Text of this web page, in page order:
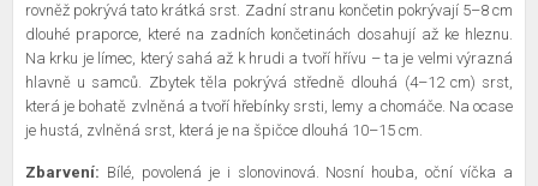
rovněž pokrývá tato krátká srst. Zadní stranu končetin pokrývají 5–8 cm
dlouhé praporce, které na zadních končetinách dosahují až ke hleznu.
Na krku je límec, který sahá až k hrudi a tvoří hřívu – ta je velmi výrazná
hlavně u samců. Zbytek těla pokrývá středně dlouhá (4–12 cm) srst,
která je bohatě zvlněná a tvoří hřebínky srsti, lemy a chomáče. Na ocase
je hustá, zvlněná srst, která je na špičce dlouhá 10–15 cm.
Zbarvení: Bílé, povolená je i slonovinová. Nosní houba, oční víčka a